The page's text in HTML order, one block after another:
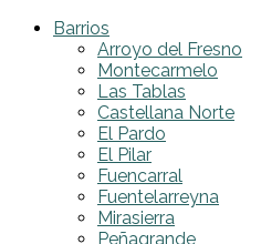
Barrios
Arroyo del Fresno
Montecarmelo
Las Tablas
Castellana Norte
El Pardo
El Pilar
Fuencarral
Fuentelarreyna
Mirasierra
Peñagrande